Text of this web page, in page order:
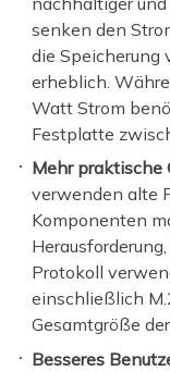
senken den
die Speicherung
erheblich.
Watt Strom
Festplatte
Mehr praktische
verwenden alte
Komponenten
Protokoll
einschließlich
Gesamtgröße
Besseres